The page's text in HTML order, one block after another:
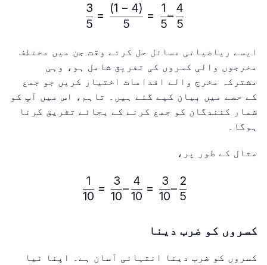
\frac{4}{5} – \frac{1}{5} = \frac{(4-1)}{5} = \frac{3}{5}
5
4
–
5
1
=
5
(
4
−
1
)
=
5
3
ایسے ریاضیاتی مسائل حل کرتے وقت جن میں مختلف
مخرجوں والی کسروں کی تفریق شامل ہو، وہی
مشترکہ مخرج والے اقدامات اختیار کریں جو جمع
کے حصے میں بیان کیے گئے ہیں۔ تاہم، اس میں آپ کو
شمار کنندگان کو جمع کرنے کے بجائے تفریق کرنا
ہوگا۔
مثال کے طور پر،
5
2
–
10
3
=
10
4
–
10
3
=
10
1
کسروں کو ضرب دینا
کسروں کو ضرب دینا انتہائی آسان ہے۔ اپنا نیا